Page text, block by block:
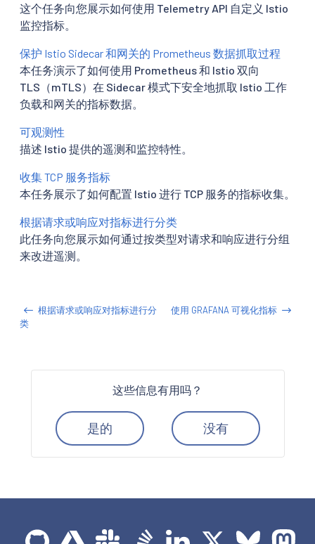
这个任务向您展示如何使用 Telemetry API 自定义 Istio
监控指标。
保护 Istio Sidecar 和网关的 Prometheus 数据抓取过程
本任务演示了如何使用 Prometheus 和 Istio 双向
TLS（mTLS）在 Sidecar 模式下安全地抓取 Istio 工作
负载和网关的指标数据。
可观测性
描述 Istio 提供的遥测和监控特性。
收集 TCP 服务指标
本任务展示了如何配置 Istio 进行 TCP 服务的指标收集。
根据请求或响应对指标进行分类
此任务向您展示如何通过按类型对请求和响应进行分组
来改进遥测。
根据请求或响应对指标进行分
类
使用 GRAFANA 可视化指标
这些信息有用吗？
是的 没有